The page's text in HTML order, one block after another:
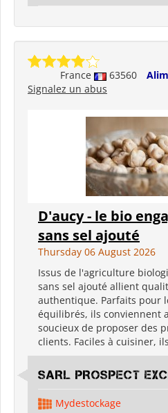
France 63560
Signalez un abus
D'aucy - le bio
sans sel ajouté
Thursday 06 August 2026
Issus de l'agriculture
sans sel ajouté allient
authentique. Parfaits pour
équilibrés, ils conviennent
soucieux de proposer des
clients. Faciles à cuisiner,
SARL PROSPECT
Mydestockage